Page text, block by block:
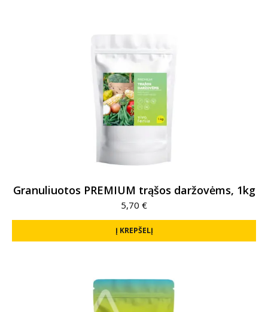
Granuliuotos PREMIUM trąšos daržovėms, 1kg
5,70 €
Į KREPŠELĮ